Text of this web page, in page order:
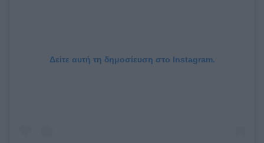
Δείτε αυτή τη δημοσίευση στο Instagram.